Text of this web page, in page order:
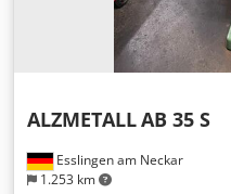
Esslingen am Neckar
1.253 km
ALZMETALLAB 35 S